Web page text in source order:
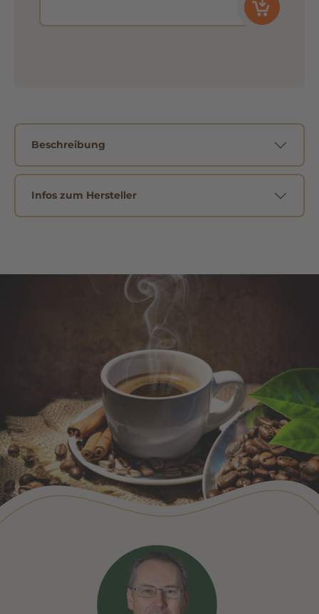
Beschreibung
Infos zum Hersteller